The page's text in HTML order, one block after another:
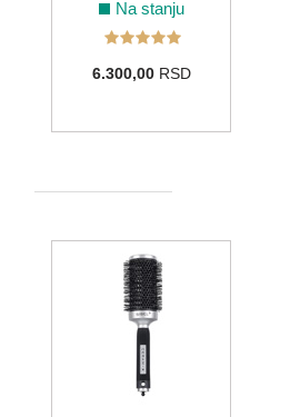
Na stanju
6.300,00RSD